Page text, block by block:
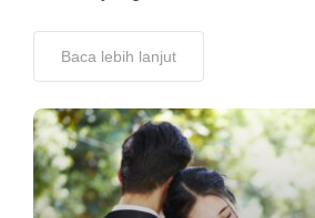
Baca lebih lanjut